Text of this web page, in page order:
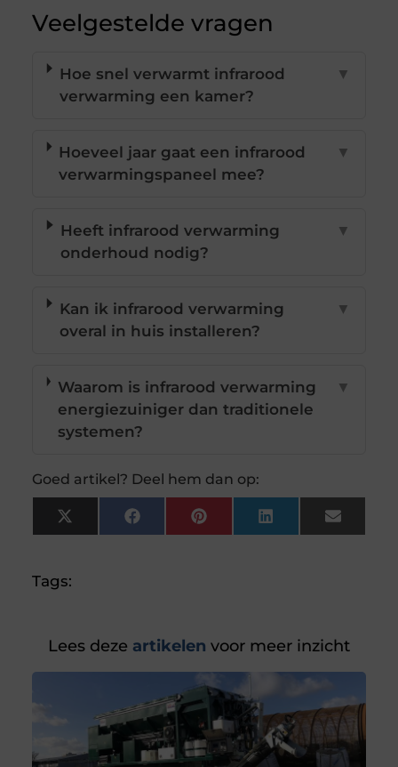
Veelgestelde vragen
Hoe snel verwarmt infrarood
verwarming een kamer?
▼
Hoeveel jaar gaat een infrarood
verwarmingspaneel mee?
▼
Heeft infrarood verwarming
onderhoud nodig?
▼
Kan ik infrarood verwarming
overal in huis installeren?
▼
Waarom is infrarood verwarming
energiezuiniger dan traditionele
systemen?
▼
Goed artikel? Deel hem dan op:
X
(Twitter)
FacebookPinterestLinkedInEmail
Tags:
Lees deze artikelen voor meer inzicht